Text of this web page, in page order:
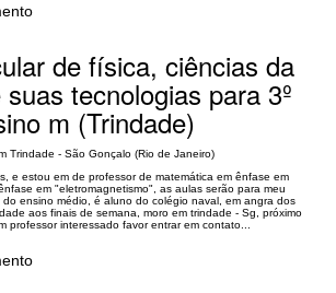
de física, ciências da
tecnologias para 3º
m (Trindade)
Trindade - São Gonçalo (Rio de Janeiro)
e estou em de professor de matemática em ênfase em
em "eletromagnetismo", as aulas serão para meu
ensino médio, é aluno do colégio naval, em angra dos
aos finais de semana, moro em trindade - Sg, próximo
professor interessado favor entrar em contato...